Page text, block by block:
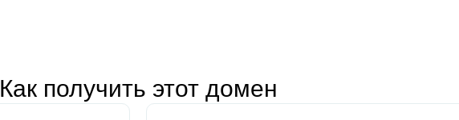
Как получить этот домен